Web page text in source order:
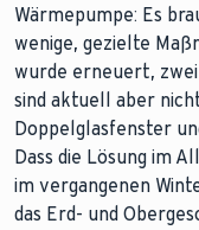
Wärmepumpe: Es
wenige, gezielte
wurde erneuert,
sind aktuell aber
Doppelglasfenster
Dass die Lösung im
im vergangenen
das Erd- und